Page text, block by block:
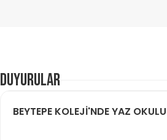
DUYURULAR
BEYTEPE KOLEJİ'NDE YAZ